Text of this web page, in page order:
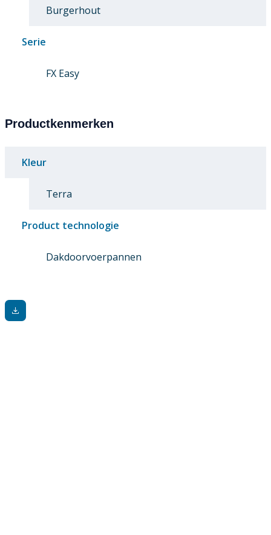
Burgerhout
Serie
FX Easy
Productkenmerken
Kleur
Terra
Product technologie
Dakdoorvoerpannen